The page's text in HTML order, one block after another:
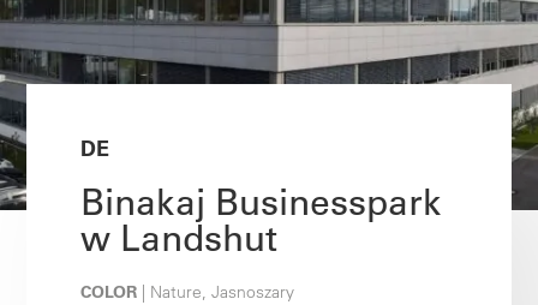
DE
Binakaj Businesspark
w Landshut
COLOR | Nature, Jasnoszary